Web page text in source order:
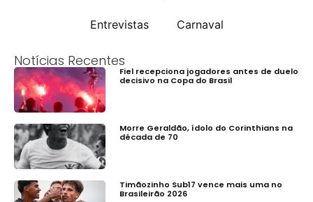
Entrevistas Carnaval
Notícias Recentes
Fiel recepciona jogadores antes de duelo
decisivo na Copa do Brasil
Morre Geraldão, ídolo do Corinthians na
década de 70
Timãozinho Sub17 vence mais uma no
Brasileirão 2026